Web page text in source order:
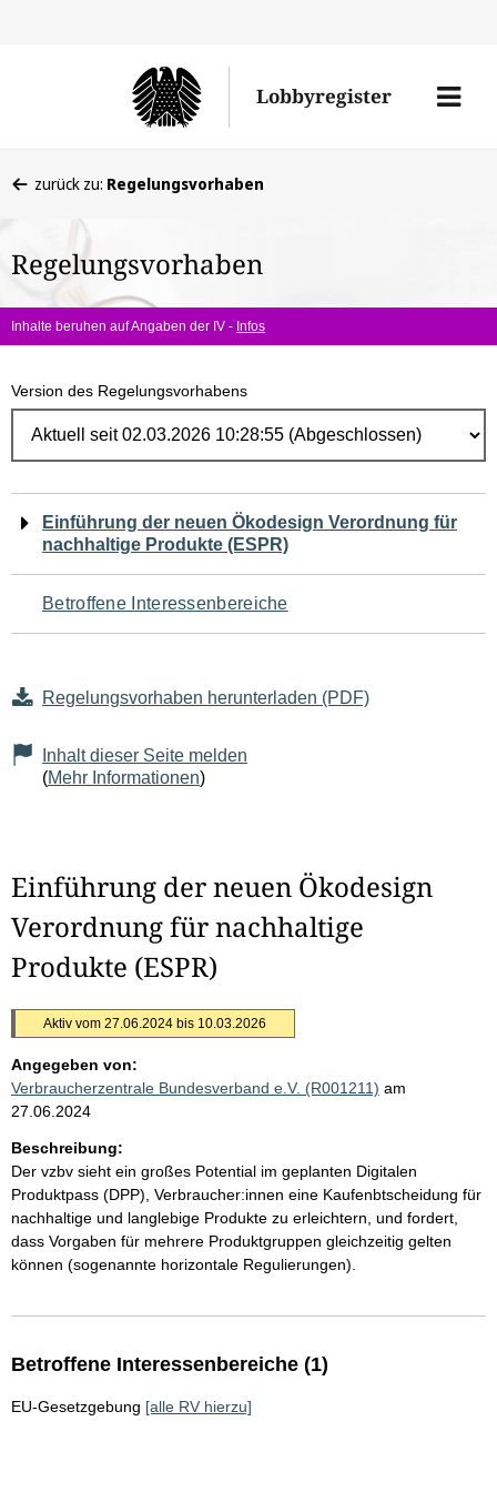
Lobbyregister
Menü
befinden
hier:
zurück zu: Regelungsvorhaben
Regelungsvorhaben
Inhalte beruhen auf Angaben der IV - Infos
Version des Regelungsvorhabens
Navigation
für
den
Einführung der neuen Ökodesign Verordnung für
nachhaltige Produkte (ESPR)
Betroffene Interessenbereiche
Regelungsvorhaben herunterladen (PDF)
Inhalt dieser Seite melden
(Mehr Informationen)
Einführung der neuen Ökodesign
Verordnung für nachhaltige
Produkte (ESPR)
Aktiv vom 27.06.2024 bis 10.03.2026
Angegeben von:
Verbraucherzentrale Bundesverband e.V. (R001211) am
27.06.2024
Beschreibung:
Der vzbv sieht ein großes Potential im geplanten Digitalen
Produktpass (DPP), Verbraucher:innen eine Kaufenbtscheidung für
nachhaltige und langlebige Produkte zu erleichtern, und fordert,
dass Vorgaben für mehrere Produktgruppen gleichzeitig gelten
können (sogenannte horizontale Regulierungen).
Betroffene Interessenbereiche (1)
EU-Gesetzgebung [alle RV hierzu]